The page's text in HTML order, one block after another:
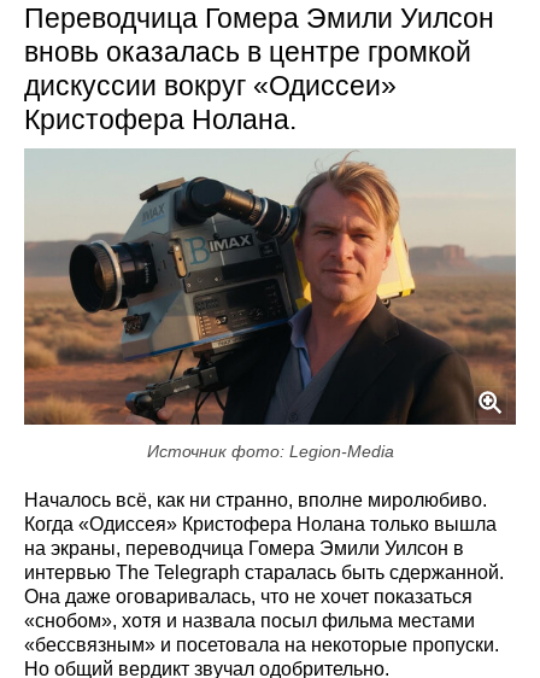
Переводчица Гомера Эмили Уилсон
вновь оказалась в центре громкой
дискуссии вокруг «Одиссеи»
Кристофера Нолана.
Источник фото: Legion-Media
Началось всё, как ни странно, вполне миролюбиво.
Когда «Одиссея» Кристофера Нолана только вышла
на экраны, переводчица Гомера Эмили Уилсон в
интервью The Telegraph старалась быть сдержанной.
Она даже оговаривалась, что не хочет показаться
«снобом», хотя и назвала посыл фильма местами
«бессвязным» и посетовала на некоторые пропуски.
Но общий вердикт звучал одобрительно.